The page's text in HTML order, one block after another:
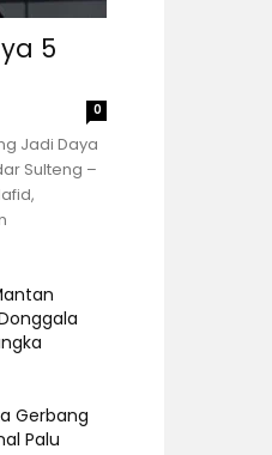
5
0
Jadi Daya
Sulteng –
Gerbang
Palu